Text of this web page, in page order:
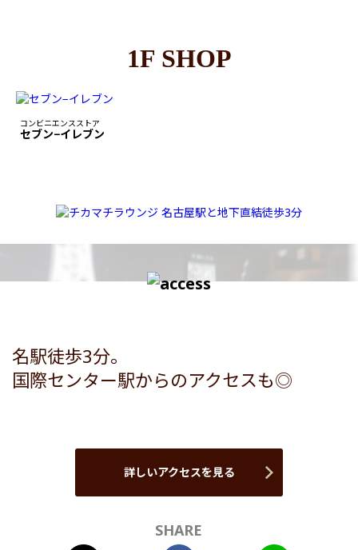
1F SHOP
コンビニエンスストア
セブン−イレブン
名駅徒歩3分。
国際センター駅からのアクセスも◎
詳しいアクセスを見る
SHARE